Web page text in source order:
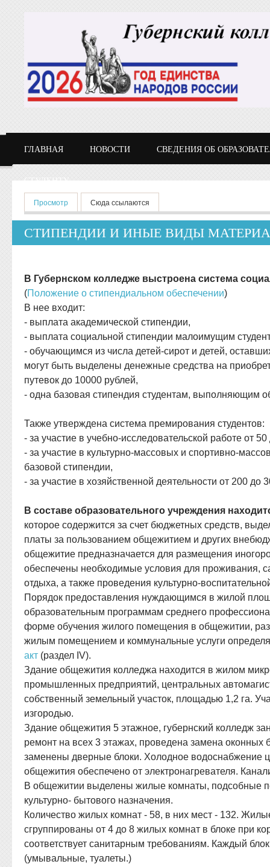
ГЛАВНАЯ НОВОСТИ СВЕДЕНИЯ ОБ
СТУДЕНТУ
Главные вкладки
Просмотр (активная вкладка)
Сюда ссылаются
СТИПЕНДИИ И ИНЫЕ ВИДЫ
В Губернском колледже выстроена система
(Положение о стипендиальном обеспечении)
В нее входит:
- выплата академической стипендии,
- выплата социальной стипендии малоимущим
- обучающимся из числа детей-сирот и детей,
могут быть выделены денежные средства на
путевок до 10000 рублей,
- одна базовая стипендия студентам, выполняющим
Также утверждена система премирования студентов:
- за участие в учебно-исследовательской работе от
- за участие в культурно-массовых и спортивно-
базовой стипендии,
- за участие в хозяйственной деятельности от 200 до
В составе образовательного учреждения
которое содержится за счет бюджетных средств,
платы за пользованием общежитием и других
общежитие предназначается для размещения
обеспечены необходимые условия для проживания,
отдыха, а также проведения культурно-
Порядок предоставления нуждающимся в жилой
образовательным программам среднего
форме обучения жилого помещения в общежитии,
жилым помещением и коммунальные услуги
акт (раздел IV).
Здание общежития колледжа находится в жилом
промышленных предприятий, центральных
собственный земельный участок, площадью 1,2 га.
изгородью.
Здание общежития 5 этажное, губернский колледж
ремонт на всех 3 этажах, проведена замена оконных
заменены дверные блоки. Холодное водоснабжение
общежития обеспечено от электронагревателя.
В общежитии выделены жилые комнаты, подсобные
культурно- бытового назначения.
Количество жилых комнат - 58, в них мест - 132.
сгруппированы от 4 до 8 жилых комнат в блоке при
соответствует санитарным требованиям. Каждый
(умывальные, туалеты.)